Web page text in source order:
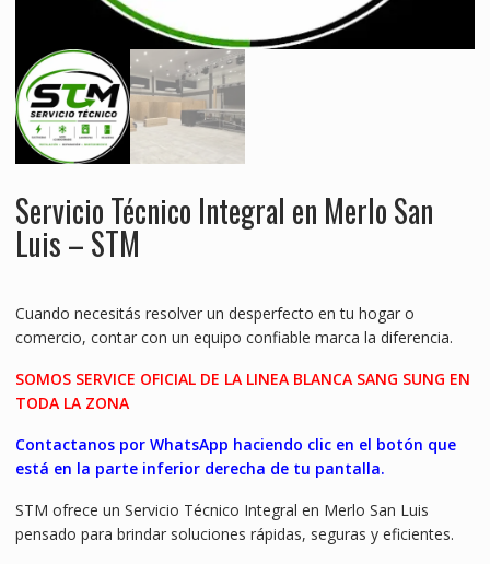
Servicio Técnico Integral en Merlo San
Luis – STM
Cuando necesitás resolver un desperfecto en tu hogar o
comercio, contar con un equipo confiable marca la diferencia.
SOMOS SERVICE OFICIAL DE LA LINEA BLANCA SANG SUNG EN
TODA LA ZONA
Contactanos por WhatsApp haciendo clic en el botón que
está en la parte inferior derecha de tu pantalla.
STM ofrece un Servicio Técnico Integral en Merlo San Luis
pensado para brindar soluciones rápidas, seguras y eficientes.